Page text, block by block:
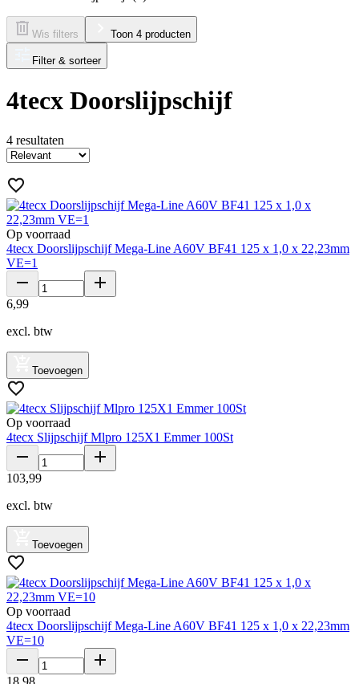
Wis filters Toon 4 producten
Filter & sorteer
4tecx Doorslijpschijf
4 resultaten
Op voorraad
4tecx Doorslijpschijf Mega-Line A60V BF41 125 x 1,0 x 22,23mm
VE=1
6,99
excl. btw
Toevoegen
Op voorraad
4tecx Slijpschijf Mlpro 125X1 Emmer 100St
103,99
excl. btw
Toevoegen
Op voorraad
4tecx Doorslijpschijf Mega-Line A60V BF41 125 x 1,0 x 22,23mm
VE=10
18,98